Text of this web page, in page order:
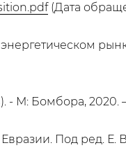
(Дата
- М: Бомбора, 2020.
Под ред. Е.